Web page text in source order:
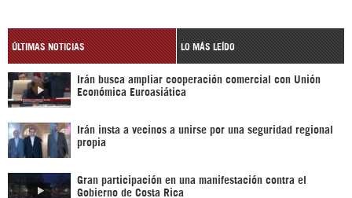
ÚLTIMAS NOTICIAS LO MÁS LEÍDO
Irán busca ampliar cooperación comercial con Unión
Económica Euroasiática
Irán insta a vecinos a unirse por una seguridad regional
propia
Gran participación en una manifestación contra el
Gobierno de Costa Rica